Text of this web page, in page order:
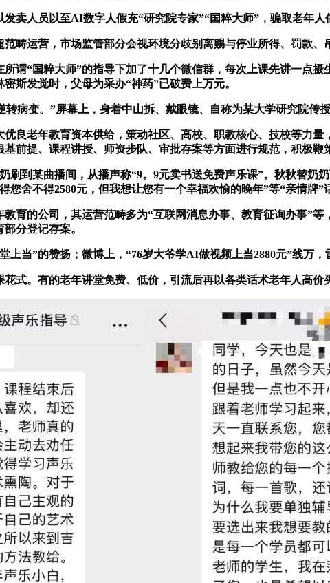
人员以至AI数字人假充“研究院专家”“国粹大师”，骗取老年人
运营，市场监管部分会视环境分歧别离赐与停业所得、罚款、
“国粹大师”的指导下加了十几个微信群，每次上课先讲一点摄
斯发觉时，父母为采办“神药”已破费上万元。
病变。”屏幕上，身着中山拆、戴眼镜、自称为某大学研究院传
老年教育资本供给，策动社区、高校、职教核心、技校等力量
前提、课程讲授、师资步队、审批存案等方面进行规范，积极鞭
到某曲播间，从播声称“9。9元卖书送免费声乐课”。秋秋替奶
舍不得2580元，但我想让您有一个幸福欢愉的晚年”等“亲情牌”
的公司，其运营范畴多为“互联网消息办事、教育征询办事”等
分登记存案。
当”的赞扬；微博上，“76岁大爷学AI做视频上当2880元”线万，
。有的老年讲堂免费、低价，引流后再以各类话术老年人高价